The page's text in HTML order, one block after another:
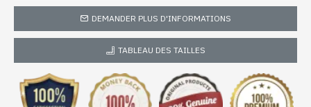
DEMANDER PLUS D'INFORMATIONS
TABLEAU DES TAILLES